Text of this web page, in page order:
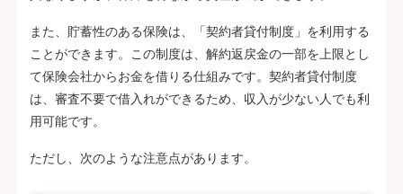
また、貯蓄性のある保険は、「契約者貸付制度」を利用する
ことができます。この制度は、解約返戻金の一部を上限とし
て保険会社からお金を借りる仕組みです。契約者貸付制度
は、審査不要で借入れができるため、収入が少ない人でも利
用可能です。
ただし、次のような注意点があります。